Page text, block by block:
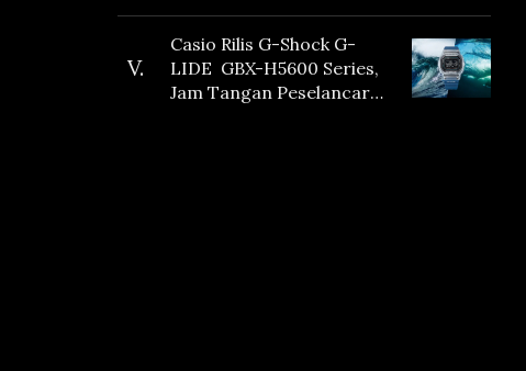
Baru!
V.
Casio Rilis G-Shock G-
LIDE GBX-H5600 Series,
Jam Tangan Peselancar